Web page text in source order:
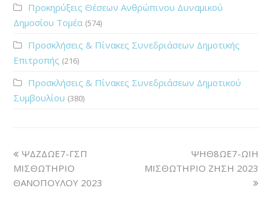
Προκηρύξεις Θέσεων Ανθρώπινου Δυναμικού
Δημοσίου Τομέα (574)
Προσκλήσεις & Πίνακες Συνεδριάσεων Δημοτικής
Επιτροπής (216)
Προσκλήσεις & Πίνακες Συνεδριάσεων Δημοτικού
Συμβουλίου (380)
ΨΔΖΔΩΕ7-ΓΣΠ
ΜΙΣΘΩΤΗΡΙΟ
ΘΑΝΟΠΟΥΛΟΥ 2023
ΨΗΘ8ΩΕ7-ΩΙΗ
ΜΙΣΘΩΤΗΡΙΟ ΖΗΣΗ 2023